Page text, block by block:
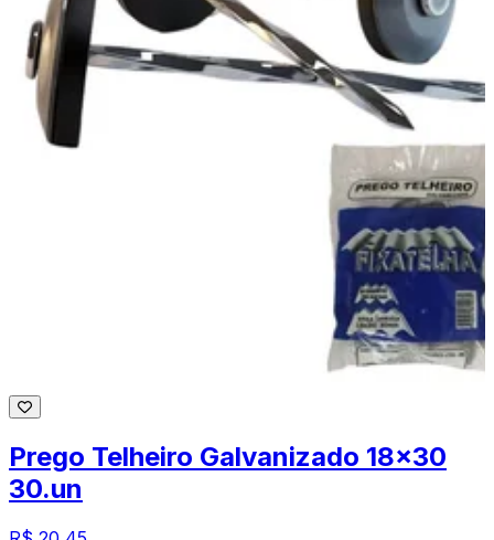
Prego Telheiro Galvanizado 18x30
30.un